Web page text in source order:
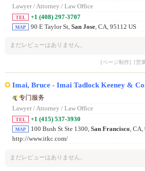
Lawyer / Attorney / Law Office
TEL +1 (408) 297-3707
MAP 90 E Taylor St, San Jose, CA, 95112 US
まだレビューはありません。
[ページ制作] [営
Imai, Bruce - Imai Tadlock Keeney &
专门服务
Lawyer / Attorney / Law Office
TEL +1 (415) 537-3930
MAP 100 Bush St Ste 1300, San Francisco, CA,
http://www.itkc.com/
まだレビューはありません。